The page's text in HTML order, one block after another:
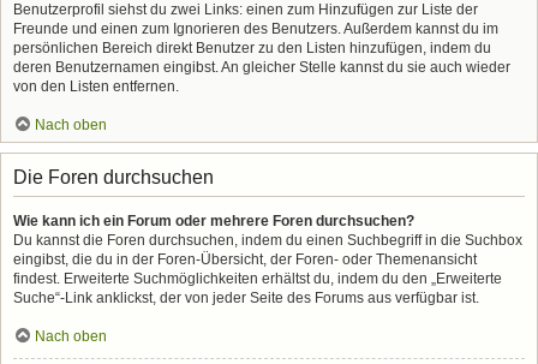
Benutzerprofil siehst du zwei Links: einen zum Hinzufügen zur Liste der
Freunde und einen zum Ignorieren des Benutzers. Außerdem kannst du im
persönlichen Bereich direkt Benutzer zu den Listen hinzufügen, indem du
deren Benutzernamen eingibst. An gleicher Stelle kannst du sie auch wieder
von den Listen entfernen.
Nach oben
Die Foren durchsuchen
Wie kann ich ein Forum oder mehrere Foren durchsuchen?
Du kannst die Foren durchsuchen, indem du einen Suchbegriff in die Suchbox
eingibst, die du in der Foren-Übersicht, der Foren- oder Themenansicht
findest. Erweiterte Suchmöglichkeiten erhältst du, indem du den „Erweiterte
Suche“-Link anklickst, der von jeder Seite des Forums aus verfügbar ist.
Nach oben